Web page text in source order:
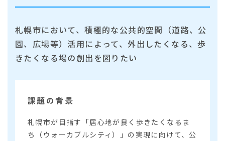
札幌市において、積極的な公共的空間（道路、公
園、広場等）活用によって、外出したくなる、歩
きたくなる場の創出を図りたい
課題の背景
札幌市が目指す「居心地が良く歩きたくなるま
ち（ウォーカブルシティ）」の実現に向けて、公